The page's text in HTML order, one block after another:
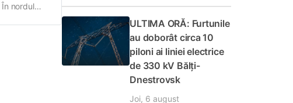
nordul
ULTIMA ORĂ: Furtunile
au doborât circa 10
piloni ai liniei electrice
de 330 kV Bălți-
Dnestrovsk
Joi, 6 august